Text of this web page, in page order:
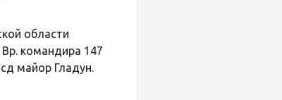
области
командира 147
майор Гладун.